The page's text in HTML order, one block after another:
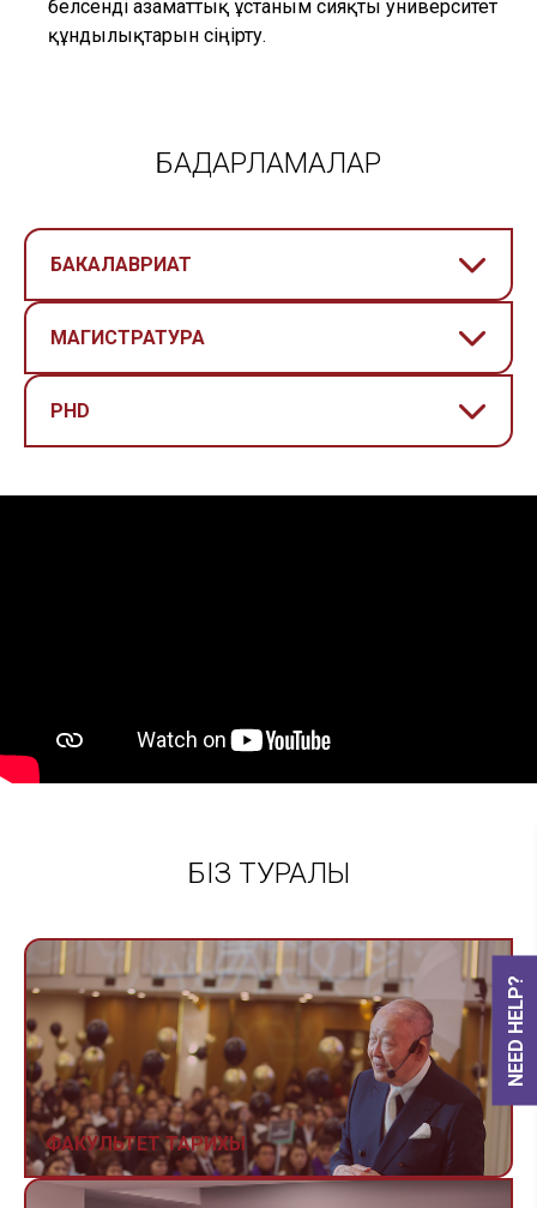
NEED HELP?
белсенді азаматтық ұстаным сияқты университет
құндылықтарын сіңірту.
БАҒДАРЛАМАЛАР
БАКАЛАВРИАТ
МАГИСТРАТУРА
PHD
БІЗ ТУРАЛЫ
ФАКУЛЬТЕТ ТАРИХЫ